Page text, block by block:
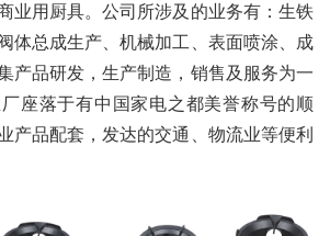
业用厨具。公司所涉及的业务有：生铁
体总成生产、机械加工、表面喷涂、成
产品研发，生产制造，销售及服务为一
座落于有中国家电之都美誉称号的顺
产品配套，发达的交通、物流业等便利